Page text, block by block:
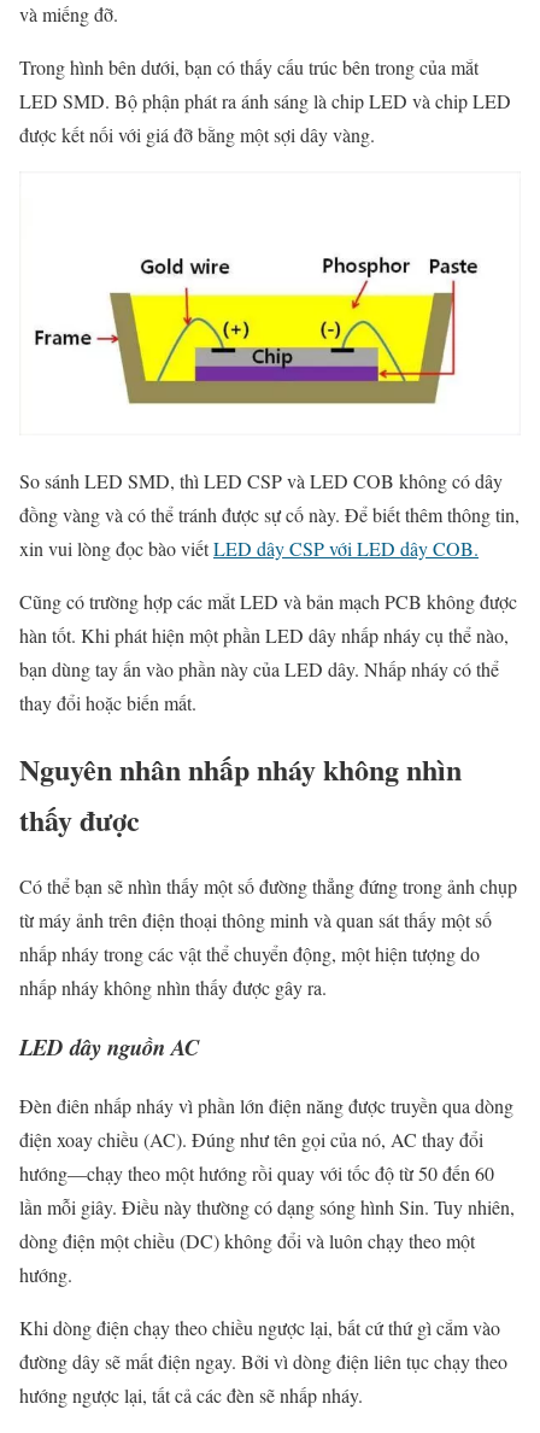
và miếng đỡ.
Trong hình bên dưới, bạn có thấy cấu trúc bên trong của mắt
LED SMD. Bộ phận phát ra ánh sáng là chip LED và chip LED
được kết nối với giá đỡ bằng một sợi dây vàng.
So sánh LED SMD, thì LED CSP và LED COB không có dây
đồng vàng và có thể tránh được sự cố này. Để biết thêm thông tin,
xin vui lòng đọc bào viếtLED dây CSP với LED dây COB.
Cũng có trường hợp các mắt LED và bản mạch PCB không được
hàn tốt. Khi phát hiện một phần LED dây nhấp nháy cụ thể nào,
bạn dùng tay ấn vào phần này của LED dây. Nhấp nháy có thể
thay đổi hoặc biến mất.
Nguyên nhân nhấp nháy không nhìn
thấy được
Có thể bạn sẽ nhìn thấy một số đường thẳng đứng trong ảnh chụp
từ máy ảnh trên điện thoại thông minh và quan sát thấy một số
nhấp nháy trong các vật thể chuyển động, một hiện tượng do
nhấp nháy không nhìn thấy được gây ra.
LED dây nguồn AC
Đèn điên nhấp nháy vì phần lớn điện năng được truyền qua dòng
điện xoay chiều (AC). Đúng như tên gọi của nó, AC thay đổi
hướng—chạy theo một hướng rồi quay với tốc độ từ 50 đến 60
lần mỗi giây. Điều này thường có dạng sóng hình Sin. Tuy nhiên,
dòng điện một chiều (DC) không đổi và luôn chạy theo một
hướng.
Khi dòng điện chạy theo chiều ngược lại, bất cứ thứ gì cắm vào
đường dây sẽ mất điện ngay. Bởi vì dòng điện liên tục chạy theo
hướng ngược lại, tất cả các đèn sẽ nhấp nháy.